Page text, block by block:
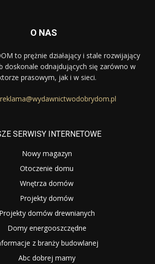
O NAS
to prężnie działający i stale rozwijający
doskonale odnajdujących się zarówno w
prasowym, jak i w sieci.
reklama@wydawnictwodobrydom.pl
SERWISY INTERNETOWE
Nowy magazyn
Otoczenie domu
Wnętrza domów
Projekty domów
Projekty domów drewnianych
Domy energooszczędne
z branży budowlanej
Abc dobrej mamy